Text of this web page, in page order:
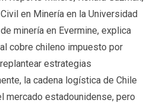
en Minería en la Universidad
minería en Evermine, explica
cobre chileno impuesto por
estrategias
la cadena logística de Chile
mercado estadounidense, pero